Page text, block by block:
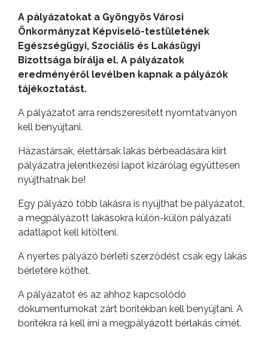
A
VÁROS
PÉNZÜGYEI
KÖLTSÉGVETÉSI
AZ
ÉPÜLŐ
VÁROS
A pályázatokat a Gyöngyös Városi
Önkormányzat Képviselő-testületének
Egészségügyi, Szociális és Lakásügyi
Bizottsága bírálja el. A pályázatok
eredményéről levélben kapnak a pályázók
tájékoztatást.
A pályázatot arra rendszeresített nyomtatványon
kell benyújtani.
Házastársak, élettársak lakás bérbeadására kiírt
pályázatra jelentkezési lapot kizárólag együttesen
nyújthatnak be!
Egy pályázó több lakásra is nyújthat be pályázatot,
a megpályázott lakásokra külön-külön pályázati
adatlapot kell kitölteni.
A nyertes pályázó bérleti szerződést csak egy lakás
bérletére köthet.
A pályázatot és az ahhoz kapcsolódó
dokumentumokat zárt borítékban kell benyújtani. A
borítékra rá kell írni a megpályázott bérlakás címét.